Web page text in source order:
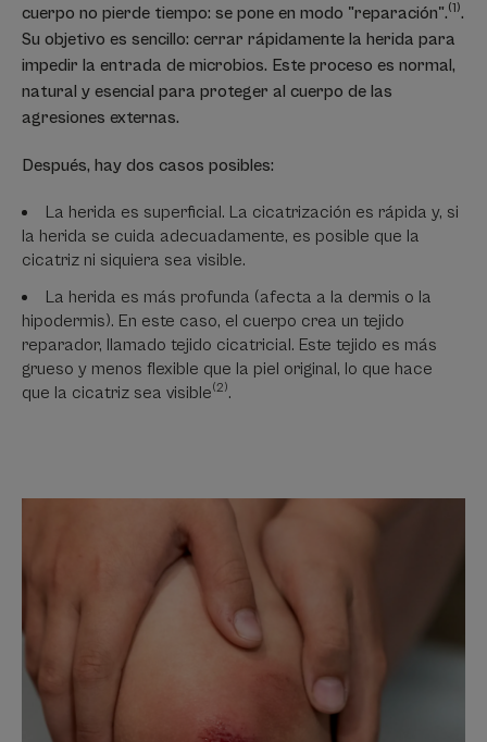
cuerpo no pierde tiempo: se pone en modo "reparación".(1).
Su objetivo es sencillo: cerrar rápidamente la herida para
impedir la entrada de microbios. Este proceso es normal,
natural y esencial para proteger al cuerpo de las
agresiones externas.
Después, hay dos casos posibles:
La herida es superficial. La cicatrización es rápida y, si
la herida se cuida adecuadamente, es posible que la
cicatriz ni siquiera sea visible.
La herida es más profunda (afecta a la dermis o la
hipodermis). En este caso, el cuerpo crea un tejido
reparador, llamado tejido cicatricial. Este tejido es más
grueso y menos flexible que la piel original, lo que hace
que la cicatriz sea visible(2).